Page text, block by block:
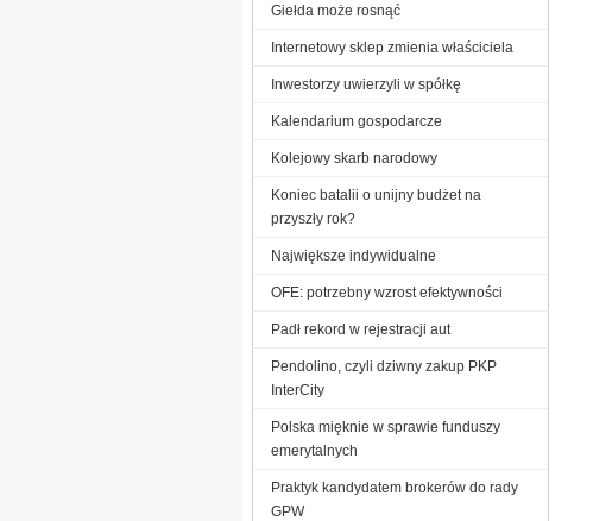
Giełda może rosnąć
Internetowy sklep zmienia właściciela
Inwestorzy uwierzyli w spółkę
Kalendarium gospodarcze
Kolejowy skarb narodowy
Koniec batalii o unijny budżet na
przyszły rok?
Największe indywidualne
OFE: potrzebny wzrost efektywności
Padł rekord w rejestracji aut
Pendolino, czyli dziwny zakup PKP
InterCity
Polska mięknie w sprawie funduszy
emerytalnych
Praktyk kandydatem brokerów do rady
GPW